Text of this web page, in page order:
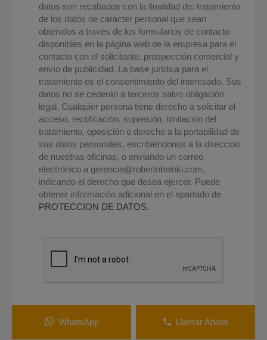
datos son recabados con la finalidad de: tratamiento
de los datos de carácter personal que sean
obtenidos a través de los formularios de contacto
disponibles en la página web de la empresa para el
contacto con el solicitante, prospección comercial y
envío de publicidad. La base jurídica para el
tratamiento es el consentimiento del interesado. Sus
datos no se cederán a terceros salvo obligación
legal. Cualquier persona tiene derecho a solicitar el
acceso, rectificación, supresión, limitación del
tratamiento, oposición o derecho a la portabilidad de
sus datos personales, escribiéndonos a la dirección
de nuestras oficinas, o enviando un correo
electrónico a gerencia@robertobeloki.com,
indicando el derecho que desea ejercer. Puede
obtener información adicional en el apartado de
PROTECCION DE DATOS.
WhatsApp Llamar Ahora